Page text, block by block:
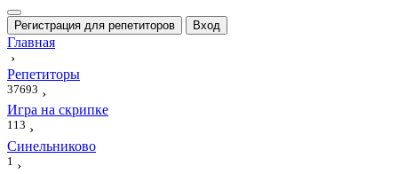
Регистрация для репетиторов Вход
Главная
›
Репетиторы
37693 ›
Игра на скрипке
113 ›
Синельниково
1 ›